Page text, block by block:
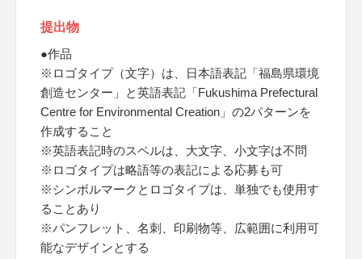
提出物
●作品
※ロゴタイプ（文字）は、日本語表記「福島県環境
創造センター」と英語表記「Fukushima Prefectural
Centre for Environmental Creation」の2パターンを
作成すること
※英語表記時のスペルは、大文字、小文字は不問
※ロゴタイプは略語等の表記による応募も可
※シンボルマークとロゴタイプは、単独でも使用す
ることあり
※パンフレット、名刺、印刷物等、広範囲に利用可
能なデザインとする